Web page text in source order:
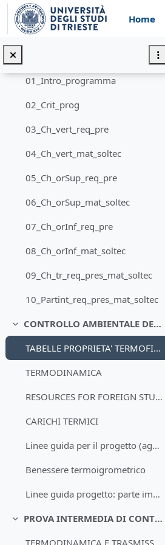
Vai al contenuto principale
Home
Esercitazioni
Minimizza
PROGETTO DI COMPONENTI EDILIZI
01_Intro_programma
02_Crit_prog
03_Ch_vert_req_pre
04_Ch_vert_mat_soltec
05_Ch_orSup_req_pre
06_Ch_orSup_mat_soltec
07_Ch_orInf_req_pre
08_Ch_orInf_mat_soltec
09_Ch_tr_req_pres_mat_soltec
10_Partint_req_pres_mat_soltec
Minimizza
CONTROLLO AMBIENTALE DEGLI EDIFICI
TABELLE PROPRIETA' TERMOFISICHE
TERMODINAMICA
RESOURCES FOR FOREIGN STUDENTS
CARICHI TERMICI
Linee guida per il progetto (agg. 24/042020)
Benessere termoigrometrico
Linee guida progetto: parte impiantistica
Minimizza
PROVA INTERMEDIA DI CONTROLLO AMBIENTALE DEGLI EDIFICI